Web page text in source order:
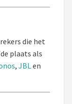
die het
plaats als
, JBLen